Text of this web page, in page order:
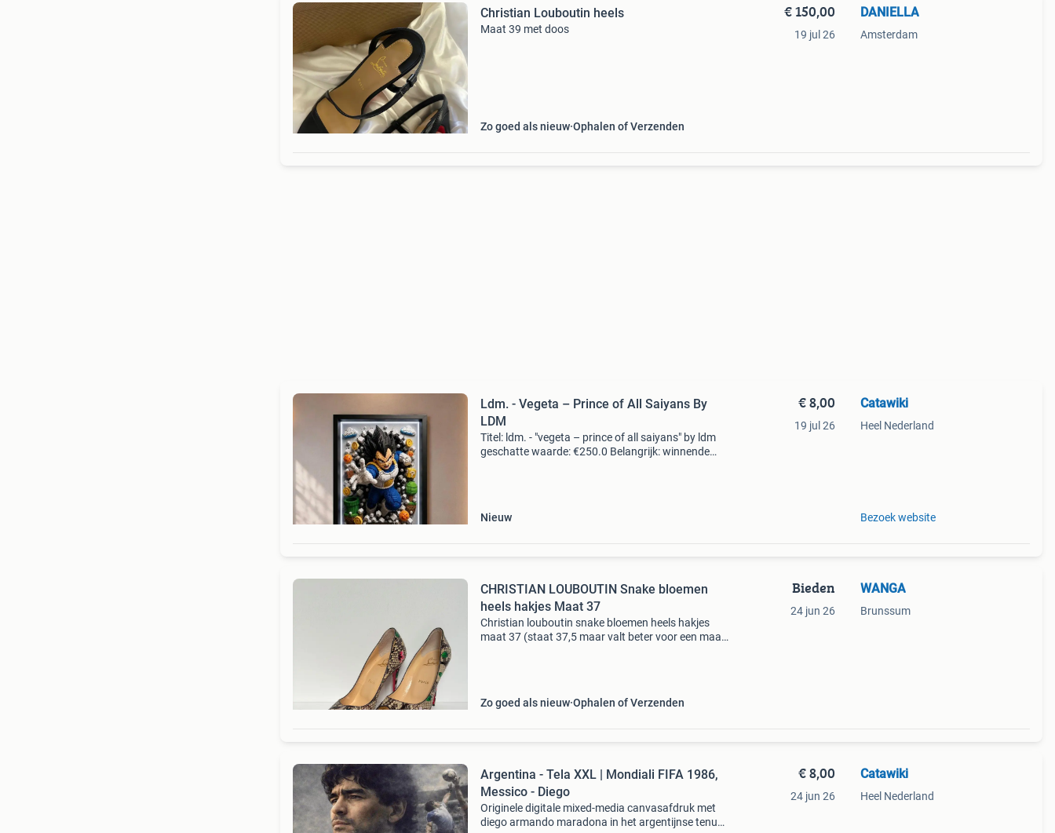
Christian Louboutin heels
Maat 39 met doos
Zo goed als nieuw Ophalen of Verzenden
€ 150,00
19 jul 26
DANIELLA
Amsterdam
Ldm. - Vegeta – Prince of All Saiyans By
LDM
Titel: ldm. - "vegeta – prince of all saiyans" by ldm
geschatte waarde: €250.0 Belangrijk: winnende
Nieuw
€ 8,00
19 jul 26
Catawiki
Heel Nederland
Bezoek website
CHRISTIAN LOUBOUTIN Snake bloemen
heels hakjes Maat 37
Christian louboutin snake bloemen heels hakjes
maat 37 (staat 37,5 maar valt beter voor een maar
Zo goed als nieuw Ophalen of Verzenden
Bieden
24 jun 26
WANGA
Brunssum
Argentina - Tela XXL | Mondiali FIFA 1986,
Messico - Diego
Originele digitale mixed-media canvasafdruk met
diego armando maradona in het argentijnse tenue,
€ 8,00
24 jun 26
Catawiki
Heel Nederland